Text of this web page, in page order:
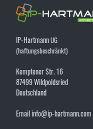
IP-HartmannUG
(haftungsbeschränkt)
Kemptener Str. 16
87499 Wildpoldsried
Deutschland
Email info@ip-hartmann.com